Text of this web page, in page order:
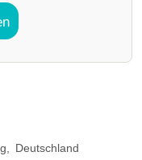
Deutschland